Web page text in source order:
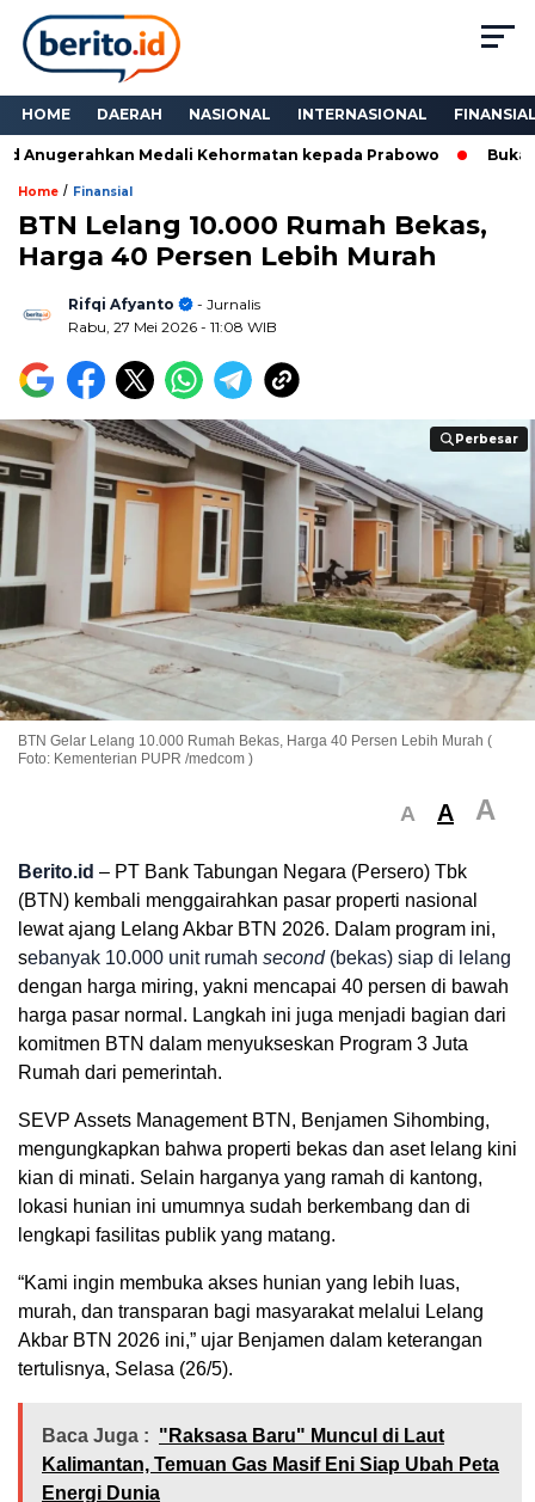
HOME DAERAH NASIONAL INTERNASIONAL
Medali Kehormatan kepada Prabowo Bukan
Home / Finansial
BTN Lelang 10.000 Rumah Bekas,
Harga 40 Persen Lebih Murah
Rifqi Afyanto
- Jurnalis
Rabu, 27 Mei 2026 - 11:08 WIB
Perbesar
Perbesar
BTN Gelar Lelang 10.000 Rumah Bekas, Harga 40 Persen Lebih Murah (
Foto: Kementerian PUPR /medcom )
A A A
Berito.id – PT Bank Tabungan Negara (Persero) Tbk
(BTN) kembali menggairahkan pasar properti nasional
lewat ajang Lelang Akbar BTN 2026. Dalam program ini,
sebanyak 10.000 unit rumah second(bekas) siap di lelang
dengan harga miring, yakni mencapai 40 persen di bawah
harga pasar normal. Langkah ini juga menjadi bagian dari
komitmen BTN dalam menyukseskan Program 3 Juta
Rumah dari pemerintah.
SEVP Assets Management BTN, Benjamen Sihombing,
mengungkapkan bahwa properti bekas dan aset lelang kini
kian di minati. Selain harganya yang ramah di kantong,
lokasi hunian ini umumnya sudah berkembang dan di
lengkapi fasilitas publik yang matang.
“Kami ingin membuka akses hunian yang lebih luas,
murah, dan transparan bagi masyarakat melalui Lelang
Akbar BTN 2026 ini,” ujar Benjamen dalam keterangan
tertulisnya, Selasa (26/5).
Baca Juga : "Raksasa Baru" Muncul di Laut
Kalimantan, Temuan Gas Masif Eni Siap Ubah Peta
Energi Dunia